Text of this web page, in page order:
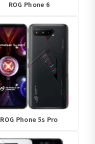
ROG Phone 6
ROG Phone 5s Pro